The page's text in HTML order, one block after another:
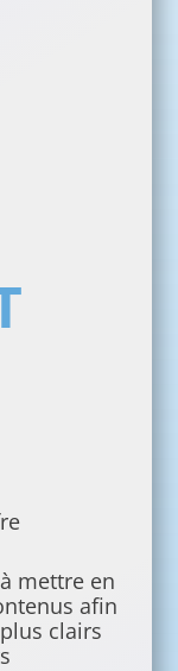
mettre en
afin
clairs